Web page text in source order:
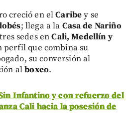
creció en elCaribey se
; llega a la Casa de Nariño
sedes enCali, Medellín y
perfil que combina su
su conversión al
alboxeo.
Infantino y con refuerzo del
Cali hacia la posesión de